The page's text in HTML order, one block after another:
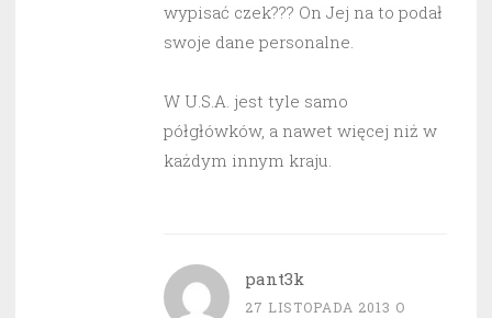
wypisać czek??? On Jej na to podał
swoje dane personalne.
W U.S.A. jest tyle samo
półgłówków, a nawet więcej niż w
każdym innym kraju.
pant3k
27 LISTOPADA 2013 O